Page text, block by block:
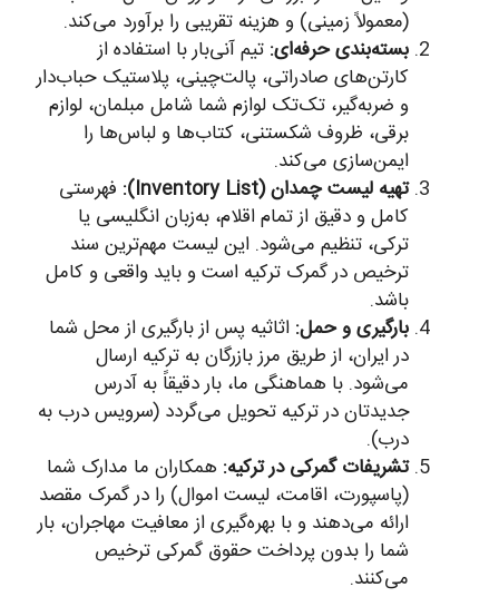
(معمولاً زمینی) و هزینه تقریبی را برآورد می‌کند.
بسته‌بندی حرفه‌ای: تیم آنی‌بار با استفاده از
کارتن‌های صادراتی، پالت‌چینی، پلاستیک حباب‌دار
و ضربه‌گیر، تک‌تک لوازم شما شامل مبلمان، لوازم
برقی، ظروف شکستنی، کتاب‌ها و لباس‌ها را
ایمن‌سازی می‌کند.
تهیه لیست چمدان (Inventory List):
فهرستی
کامل و دقیق از تمام اقلام، به‌زبان انگلیسی یا
ترکی، تنظیم می‌شود. این لیست مهم‌ترین سند
ترخیص در گمرک ترکیه است و باید واقعی و کامل
باشد.
بارگیری و حمل: اثاثیه پس از بارگیری از محل شما
در ایران، از طریق مرز بازرگان به ترکیه ارسال
می‌شود. با هماهنگی ما، بار دقیقاً به آدرس
جدیدتان در ترکیه تحویل می‌گردد (سرویس درب به
درب).
تشریفات گمرکی در ترکیه: همکاران ما مدارک شما
(پاسپورت، اقامت، لیست اموال) را در گمرک مقصد
ارائه می‌دهند و با بهره‌گیری از معافیت مهاجران، بار
شما را بدون پرداخت حقوق گمرکی ترخیص
می‌کنند.